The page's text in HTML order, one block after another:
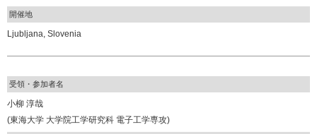
開催地
Ljubljana, Slovenia
受領・参加者名
小柳 淳哉
(東海大学 大学院工学研究科 電子工学専攻)